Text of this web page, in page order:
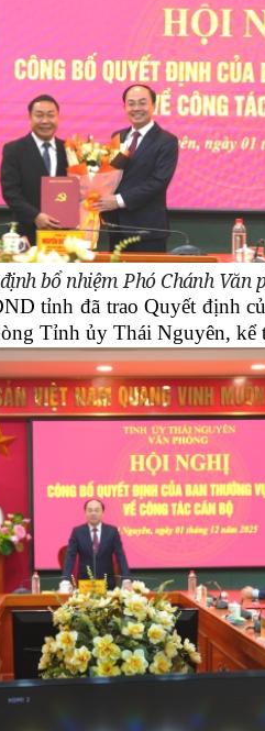
bổ nhiệm Phó Chánh Văn
tỉnh đã trao Quyết định
Tỉnh ủy Thái Nguyên, kể